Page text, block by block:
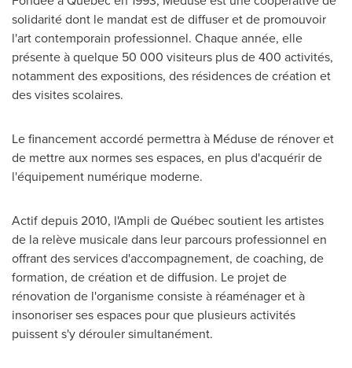
solidarité dont le mandat est de diffuser et de promouvoir
l'art contemporain professionnel. Chaque année, elle
présente à quelque 50 000 visiteurs plus de 400 activités,
notamment des expositions, des résidences de création et
des visites scolaires.
Le financement accordé permettra à Méduse de rénover et
de mettre aux normes ses espaces, en plus d'acquérir de
l'équipement numérique moderne.
Actif depuis 2010, l'Ampli de Québec soutient les artistes
de la relève musicale dans leur parcours professionnel en
offrant des services d'accompagnement, de coaching, de
formation, de création et de diffusion. Le projet de
rénovation de l'organisme consiste à réaménager et à
insonoriser ses espaces pour que plusieurs activités
puissent s'y dérouler simultanément.